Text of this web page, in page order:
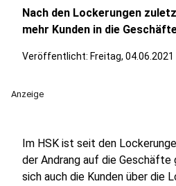
Nach den Lockerungen
mehr Kunden in die
Veröffentlicht: Freitag, 04.06.2021
Anzeige
Im HSK ist seit den
der Andrang auf die Geschäfte
sich auch die Kunden über die